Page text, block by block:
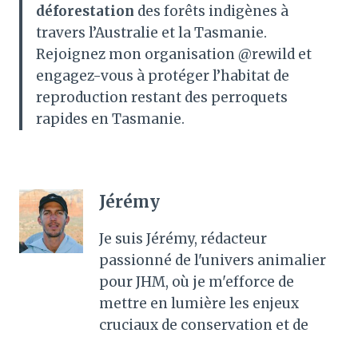
déforestation des forêts indigènes à
travers l’Australie et la Tasmanie.
Rejoignez mon organisation @rewild et
engagez-vous à protéger l’habitat de
reproduction restant des perroquets
rapides en Tasmanie.
Jérémy
Je suis Jérémy, rédacteur
passionné de l'univers animalier
pour JHM, où je m'efforce de
mettre en lumière les enjeux
cruciaux de conservation et de